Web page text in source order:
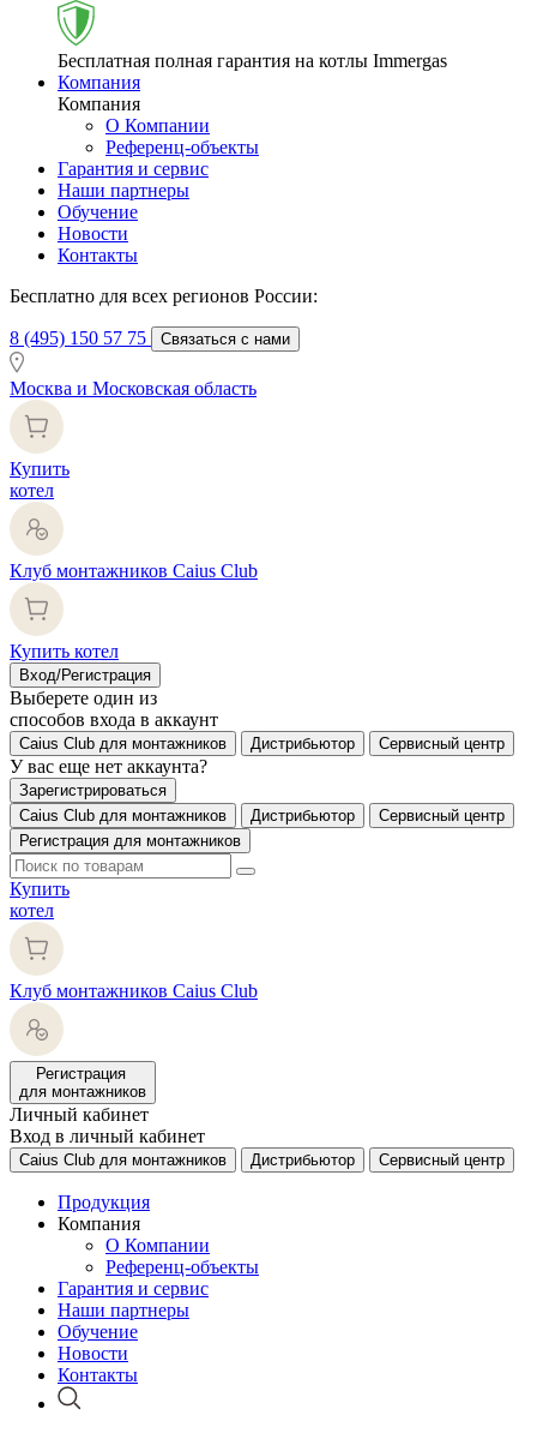
Бесплатная полная гарантия на котлы Immergas
Компания
Компания
О Компании
Референц-объекты
Гарантия и сервис
Наши партнеры
Обучение
Новости
Контакты
Бесплатно для всех регионов России:
8 (495) 150 57 75 Связаться с нами
Москва и Московская область
Купить
котел
Клуб монтажников Caius Club
Купить котел
Вход/Регистрация
Выберете один из
способов входа в аккаунт
Caius Club для монтажников Дистрибьютор Сервисный центр
У вас еще нет аккаунта?
Зарегистрироваться
Caius Club для монтажников
Дистрибьютор
Сервисный центр
Регистрация для монтажников
Купить
котел
Клуб монтажников Caius Club
Регистрация
для монтажников
Личный кабинет
Вход в личный кабинет
Caius Club для монтажников Дистрибьютор Сервисный центр
Продукция
Компания
О Компании
Референц-объекты
Гарантия и сервис
Наши партнеры
Обучение
Новости
Контакты